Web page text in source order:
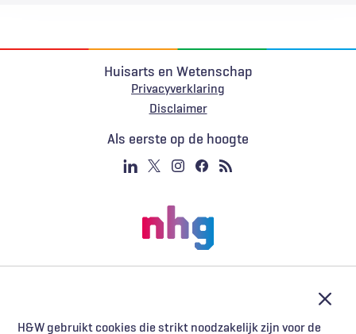
H&W gebruikt cookies die strikt noodzakelijk zijn voor de
Huisarts en Wetenschap
Privacyverklaring
Voet
Disclaimer
Als eerste op de hoogte